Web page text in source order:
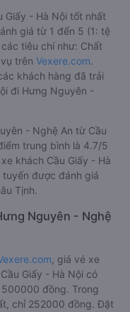
Giấy - Hà Nội tốt nhất
giá từ 1 đến 5 (1: tệ
tiêu chí như: Chất
trên Vexere.com.
khách hàng đã trải
đi Hưng Nguyên -
- Nghệ An từ Cầu
trung bình là 4.7/5
khách Cầu Giấy - Hà
được đánh giá
Tịnh.
Nguyên - Nghệ
, giá vé xe
Giấy - Hà Nội có
đồng. Trong
chỉ 252000 đồng. Đặt